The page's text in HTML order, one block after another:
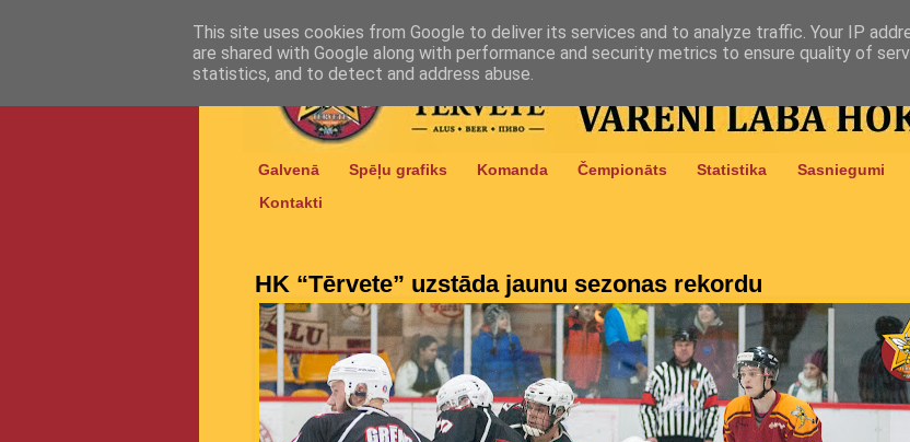
Galvenā Spēļu grafiks Komanda Čempionāts Statistika Sasniegumi
Kontakti
HK “Tērvete” uzstāda jaunu sezonas rekordu
This site uses cookies from Google to deliver its services and to analyze traffic. Your IP
are shared with Google along with performance and security metrics to ensure quality of
statistics, and to detect and address abuse.